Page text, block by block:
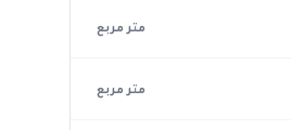
متر مربع
متر مربع